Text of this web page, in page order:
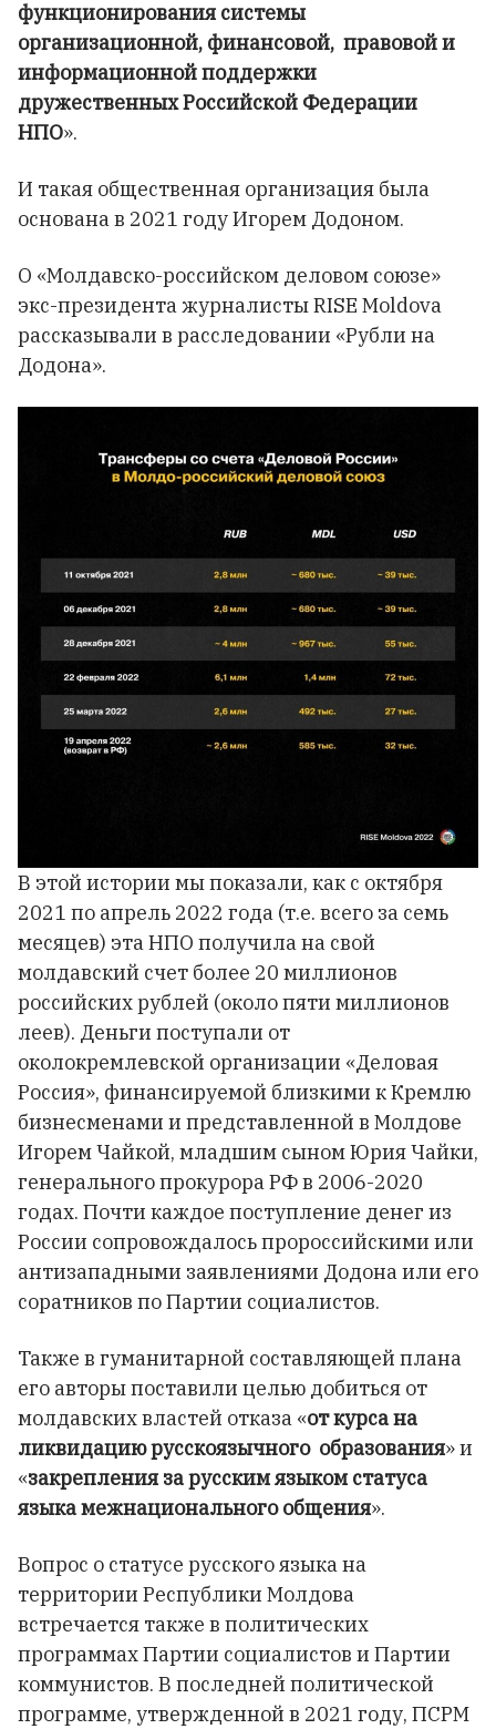
функционирования системы
организационной, финансовой, правовой и
информационной поддержки
дружественных Российской Федерации
НПО».
И такая общественная организация была
основана в 2021 году Игорем Додоном.
О «Молдавско-российском деловом союзе»
экс-президента журналисты RISE Moldova
рассказывали в расследовании «Рубли на
Додона».
В этой истории мы показали, как с октября
2021 по апрель 2022 года (т.е. всего за семь
месяцев) эта НПО получила на свой
молдавский счет более 20 миллионов
российских рублей (около пяти миллионов
леев). Деньги поступали от
околокремлевской организации «Деловая
Россия», финансируемой близкими к Кремлю
бизнесменами и представленной в Молдове
Игорем Чайкой, младшим сыном Юрия Чайки,
генерального прокурора РФ в 2006-2020
годах. Почти каждое поступление денег из
России сопровождалось пророссийскими или
антизападными заявлениями Додона или его
соратников по Партии социалистов.
Также в гуманитарной составляющей плана
его авторы поставили целью добиться от
молдавских властей отказа «от курса на
ликвидацию русскоязычного образования» и
«закрепления за русским языком статуса
языка межнационального общения».
Вопрос о статусе русского языка на
территории Республики Молдова
встречается также в политических
программах Партии социалистов и Партии
коммунистов. В последней политической
программе, утвержденной в 2021 году, ПСРМ